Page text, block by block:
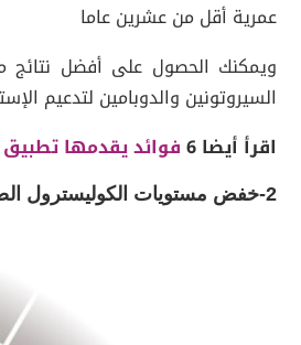
عمرية أقل من عشرين عاما
ويمكنك الحصول على أفضل نتائج
السيروتونين والدوبامين لتدعيم
اقرأ أيضا 6
فوائد يقدمها
2-خفض مستويات الكوليسترول الضار بالدم